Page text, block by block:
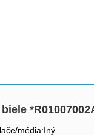
média:Iný